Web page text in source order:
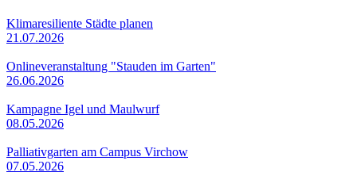
Klimaresiliente Städte planen
21.07.2026
Onlineveranstaltung "Stauden im Garten"
26.06.2026
Kampagne Igel und Maulwurf
08.05.2026
Palliativgarten am Campus Virchow
07.05.2026